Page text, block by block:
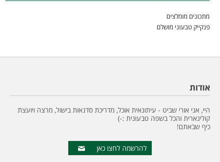
מתכונים מומלצים
פנקייק טבעוני מושלם
אודות
היי, אני אורי שביט - עיתונאית אוכל, מדריכת סדנאות בישול, מרצה ויועצת
קולינארית והכל בשפה טבעונית :-)
כיף שבאתם!
להרשמה לחצו כאן